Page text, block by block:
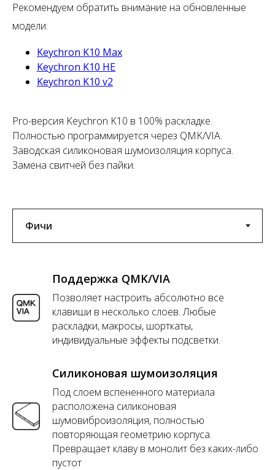
Рекомендуем обратить внимание на обновленные
модели:
Keychron K10 Max
Keychron K10 HE
Keychron K10 v2
Pro-версия Keychron K10 в 100% раскладке.
Полностью программируется через QMK/VIA.
Заводская силиконовая шумоизоляция корпуса.
Замена свитчей без пайки.
Поддержка QMK/VIA
Позволяет настроить абсолютно все
клавиши в несколько слоев. Любые
раскладки, макросы, шорткаты,
индивидуальные эффекты подсветки.
Силиконовая шумоизоляция
Под слоем вспененного материала
расположена силиконовая
шумовиброизоляция, полностью
повторяющая геометрию корпуса.
Превращает клаву в монолит без каких-либо
пустот